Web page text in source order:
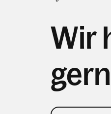
Wir